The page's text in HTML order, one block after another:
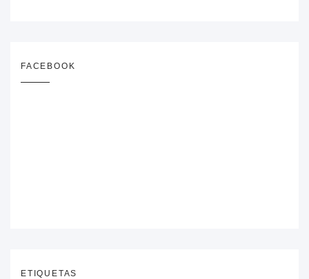
FACEBOOK
ETIQUETAS